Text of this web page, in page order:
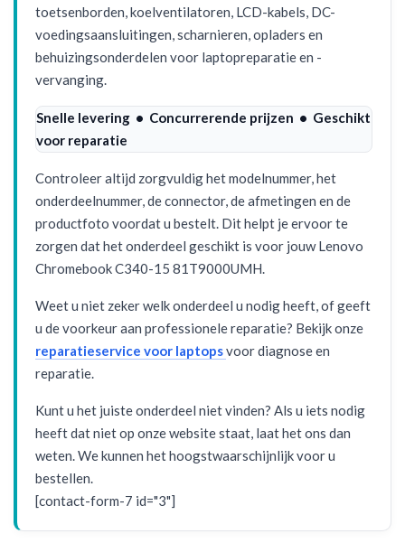
toetsenborden, koelventilatoren, LCD-kabels, DC-
voedingsaansluitingen, scharnieren, opladers en
behuizingsonderdelen voor laptopreparatie en -
vervanging.
Snelle levering • Concurrerende prijzen • Geschikt
voor reparatie
Controleer altijd zorgvuldig het modelnummer, het
onderdeelnummer, de connector, de afmetingen en de
productfoto voordat u bestelt. Dit helpt je ervoor te
zorgen dat het onderdeel geschikt is voor jouw Lenovo
Chromebook C340-15 81T9000UMH.
Weet u niet zeker welk onderdeel u nodig heeft, of geeft
u de voorkeur aan professionele reparatie? Bekijk onze
reparatieservice voor laptopsvoor diagnose en
reparatie.
Kunt u het juiste onderdeel niet vinden? Als u iets nodig
heeft dat niet op onze website staat, laat het ons dan
weten. We kunnen het hoogstwaarschijnlijk voor u
bestellen.
[contact-form-7 id="3"]